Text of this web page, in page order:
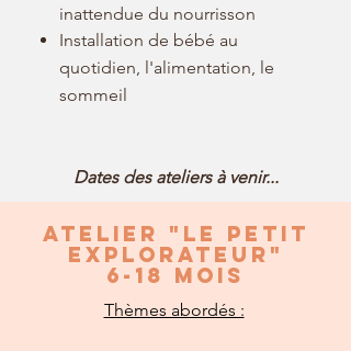
inattendue du nourrisson
Installation de bébé au
quotidien, l'alimentation, le
sommeil
Dates des ateliers à venir...
Atelier "le petit
explorateur"
6-18 mois
Thèmes abordés :